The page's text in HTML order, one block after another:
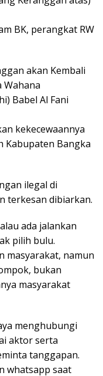
BK, perangkat RW
akan Kembali
Babel Al Fani
kekecewaannya
Kabupaten Bangka
ilegal di
terkesan dibiarkan.
ada jalankan
pilih bulu.
masyarakat, namun
bukan
masyarakat
menghubungi
aktor serta
tanggapan.
whatsapp saat